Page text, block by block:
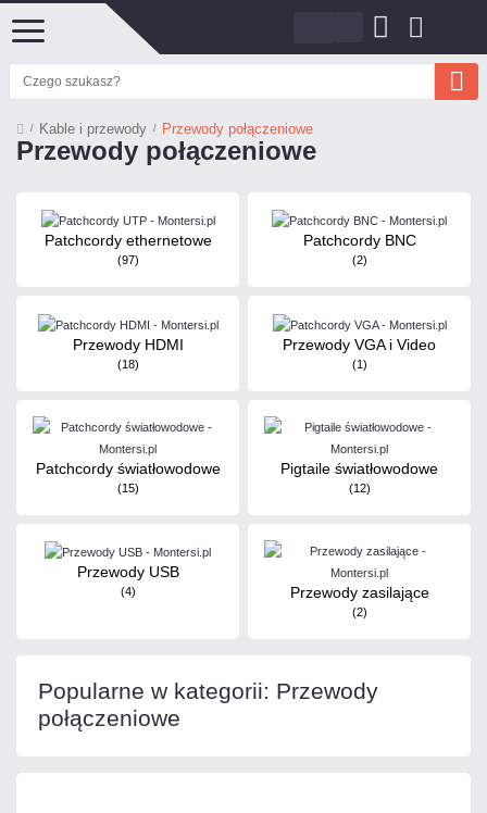
Kable i przewody Przewody połączeniowe
Przewody połączeniowe
Patchcordy ethernetowe
(97)
Patchcordy BNC
(2)
Przewody HDMI
(18)
Przewody VGA i Video
(1)
Patchcordy światłowodowe
(15)
Pigtaile światłowodowe
(12)
Przewody USB
(4) Przewody zasilające
(2)
Popularne w kategorii: Przewody
połączeniowe